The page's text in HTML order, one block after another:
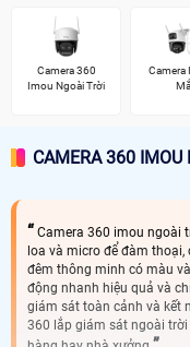
Camera 360
Imou Ngoài Trời
Camera
CAMERA 360 IMOU
Camera 360 imou ngoài
loa và micro để đàm
đêm thông minh có màu
động nhanh hiệu quả và
giám sát toàn cảnh và kết
360 lắp giám sát ngoài